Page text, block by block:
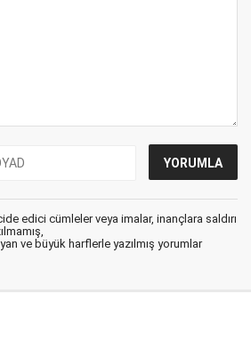
edici cümleler veya imalar, inançlara saldırı
ve büyük harflerle yazılmış yorumlar